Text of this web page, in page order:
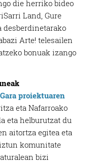
die herriko bideo
Land, Gure
desberdinetarako
Arte! telesailen
bonuak izango
proiektuaren
eta Nafarroako
eta helburutzat du
aitortza egitea eta
komunitate
bizi